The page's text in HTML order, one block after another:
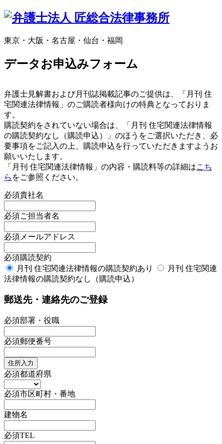
東京・大阪・名古屋・仙台・福岡
データお申込みフォーム
弁護士見解書および月刊誌掲載記事のご提供は、「月刊 住
宅関連法律情報」のご購読者様向けの特典となっておりま
す。
購読契約をされていない場合は、「月刊 住宅関連法律情報
の購読契約なし（購読申込）」のほうをご選択いただき、必
要事項をご記入の上、購読申込を行っていただきますようお
願いいたします。
「月刊 住宅関連法律情報」の内容・購読料等の詳細はこち
ら をご参照ください。
必須貴社名
必須ご担当者名
必須 メールアドレス
必須購読契約
月刊 住宅関連法律情報の購読契約あり
月刊 住宅関連
法律情報の購読契約なし（購読申込）
郵送先・連絡先のご登録
必須部署・役職
必須郵便番号
住所入力
必須都道府県
必須市区町村・番地
建物名
必須TEL